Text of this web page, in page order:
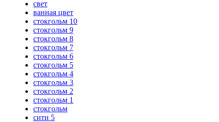
свет
ванная цвет
стокгольм 10
стокгольм 9
стокгольм 8
стокгольм 7
стокгольм 6
стокгольм 5
стокгольм 4
стокгольм 3
стокгольм 2
стокгольм 1
стокгольм
сити 5